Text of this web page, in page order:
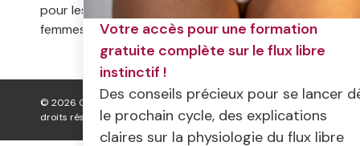
pour les
femmes.
© 2026 Cyclo Intima. Tous
droits réservés.
Mentions légales
Votre accès pour une formation
gratuite complète sur le flux libre
instinctif !
Des conseils précieux pour se lancer
le prochain cycle, des explications
claires sur la physiologie du flux libre